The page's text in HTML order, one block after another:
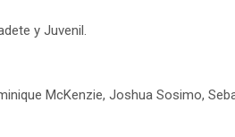
y Juvenil.
McKenzie, Joshua Sosimo,